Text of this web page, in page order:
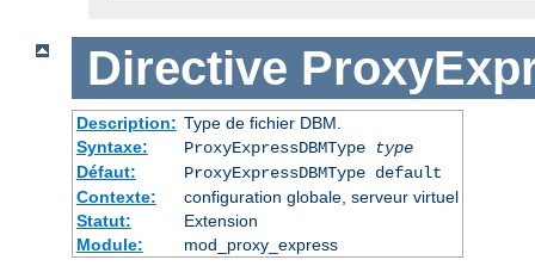
Directive
Description: Type de fichier DBM.
Syntaxe:
ProxyExpressDBMType
type
Défaut:
ProxyExpressDBMType default
Contexte:
configuration globale, serveur virtuel
Statut:
Extension
Module:
mod_proxy_express